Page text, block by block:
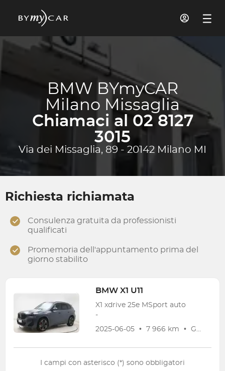
BMW BYmyCAR
Milano Missaglia
Chiamaci al 02 8127
3015
Via dei Missaglia, 89 - 20142 Milano MI
Richiesta richiamata
Consulenza gratuita da professionisti
qualificati
Promemoria dell'appuntamento prima del
giorno stabilito
BMWX1 U11
X1 xdrive 25e MSport auto
-
2025-06-05 • 7 966 km • Garanzia
I campi con asterisco (*) sono obbligatori